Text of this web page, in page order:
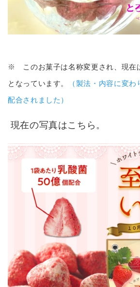
※ このお菓子は名称変更され、現在
となっています。
（製法・内容に変
配合されました）
現在の写真はこちら。